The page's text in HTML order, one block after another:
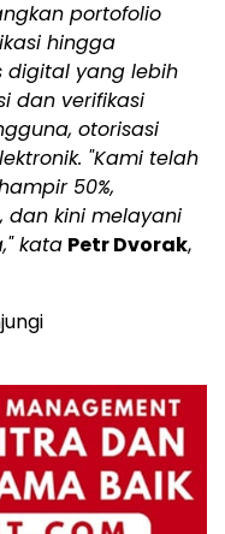
portofolio
hingga
digital yang lebih
dan verifikasi
otorisasi
"Kami telah
50%,
dan kini melayani
kata Petr Dvorak,